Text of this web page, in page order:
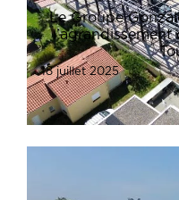
Le Groupe
l’agrandissement
18 juillet 2025